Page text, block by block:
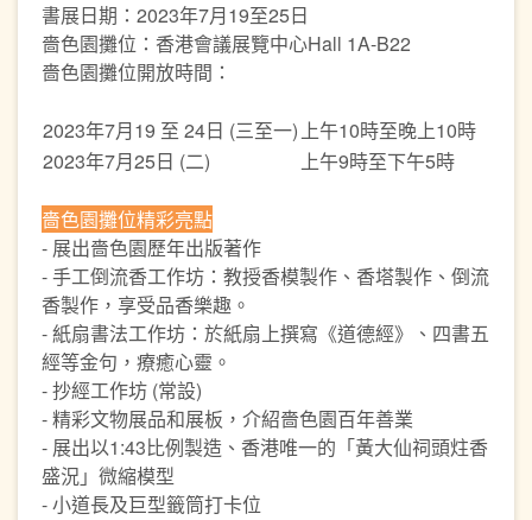
書展日期：2023年7月19至25日
嗇色園攤位：香港會議展覽中心Hall 1A-B22
嗇色園攤位開放時間：
2023年7月19 至 24日 (三至一)上午10時至晚上10時
2023年7月25日 (二)
上午9時至下午5時
嗇色園攤位精彩亮點
- 展出嗇色園歷年出版著作
- 手工倒流香工作坊：教授香模製作、香塔製作、倒流
香製作，享受品香樂趣。
- 紙扇書法工作坊：於紙扇上撰寫《道德經》、四書五
經等金句，療癒心靈。
- 抄經工作坊 (常設)
- 精彩文物展品和展板，介紹嗇色園百年善業
- 展出以1:43比例製造、香港唯一的「黃大仙祠頭炷香
盛況」微縮模型
- 小道長及巨型籤筒打卡位